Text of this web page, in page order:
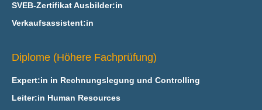
SVEB-Zertifikat Ausbilder:in
Verkaufsassistent:in
Diplome (Höhere Fachprüfung)
Expert:in in Rechnungslegung und Controlling
Leiter:in Human Resources